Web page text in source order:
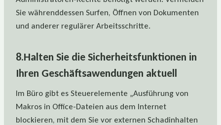
Sie währenddessen Surfen, Öffnen von Dokumenten
und anderer regulärer Arbeitsschritte.
8.Halten Sie die Sicherheitsfunktionen in
Ihren Geschäftsawendungen aktuell
Im Büro gibt es Steuerelemente „Ausführung von
Makros in Office-Dateien aus dem Internet
blockieren, mit dem Sie vor externen Schadinhalten